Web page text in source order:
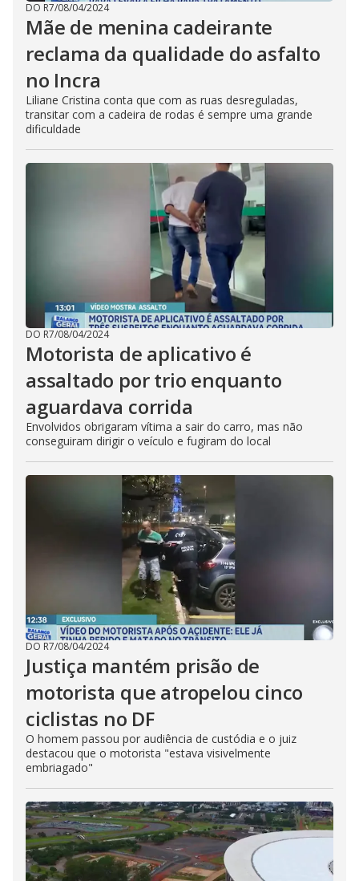
DO R7/08/04/2024
Mãe de menina cadeirante
reclama da qualidade do asfalto
no Incra
Liliane Cristina conta que com as ruas desreguladas,
transitar com a cadeira de rodas é sempre uma grande
dificuldade
DO R7/08/04/2024
Motorista de aplicativo é
assaltado por trio enquanto
aguardava corrida
Envolvidos obrigaram vítima a sair do carro, mas não
conseguiram dirigir o veículo e fugiram do local
DO R7/08/04/2024
Justiça mantém prisão de
motorista que atropelou cinco
ciclistas no DF
O homem passou por audiência de custódia e o juiz
destacou que o motorista "estava visivelmente
embriagado"